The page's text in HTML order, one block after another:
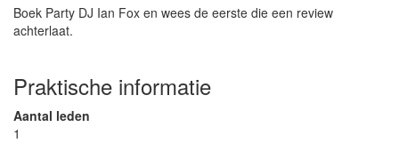
Boek Party DJ Ian Fox en wees de eerste die een review
achterlaat.
Praktische informatie
Aantal leden
1